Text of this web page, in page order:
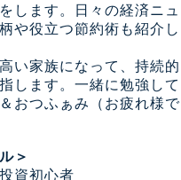
します。日々の経済ニュ
や役立つ節約術も紹介し
い家族になって、持続的
します。一緒に勉強して
おつふぁみ（お疲れ様で
＞
資初心者